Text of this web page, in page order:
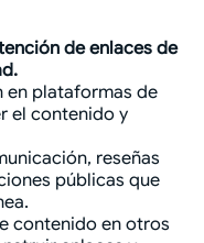
de enlaces de
en plataformas de
el contenido y
reseñas
públicas que
contenido en otros